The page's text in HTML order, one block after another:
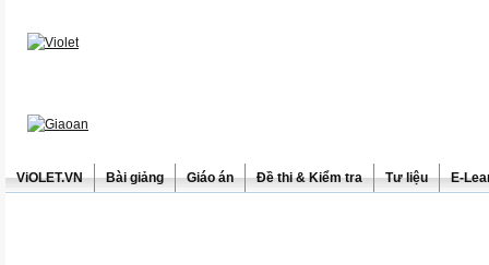
ViOLET.VN Bài giảng Giáo án Đề thi & Kiểm tra Tư liệu E-